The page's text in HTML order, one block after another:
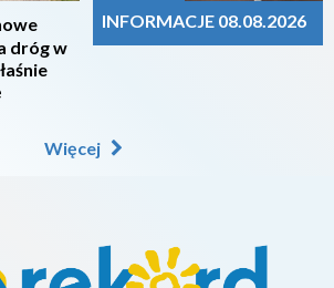
dróg w
INFORMACJE 08.08.2026
Więcej